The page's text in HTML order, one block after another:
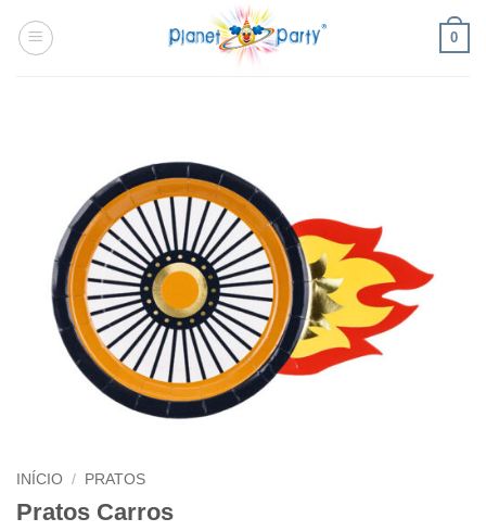
0
INÍCIO / PRATOS
Pratos Carros